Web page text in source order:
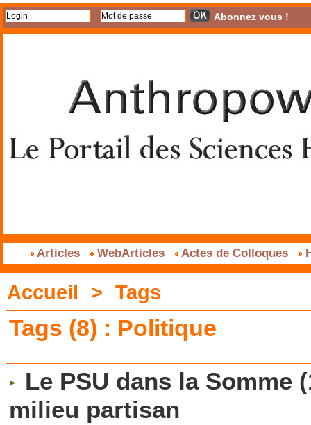
Abonnez vous !
Articles WebArticles Actes de Colloques
Accueil > Tags
Tags (8) : Politique
Le PSU dans la Somme
milieu partisan